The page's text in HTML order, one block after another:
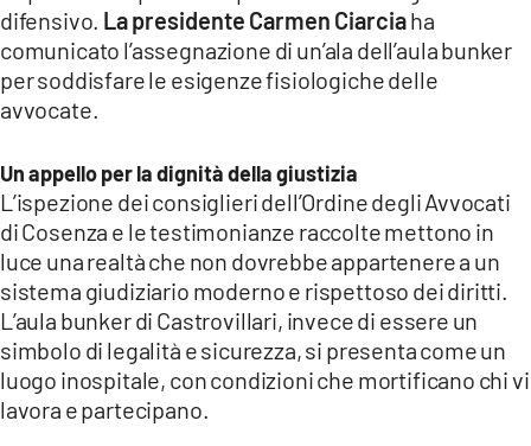
difensivo. La presidente Carmen Ciarciaha
comunicato l’assegnazione di un’ala dell’aula bunker
per soddisfare le esigenze fisiologiche delle
avvocate.
Un appello per la dignità della giustizia
L’ispezione dei consiglieri dell’Ordine degli Avvocati
di Cosenza e le testimonianze raccolte mettono in
luce una realtà che non dovrebbe appartenere a un
sistema giudiziario moderno e rispettoso dei diritti.
L’aula bunker di Castrovillari, invece di essere un
simbolo di legalità e sicurezza, si presenta come un
luogo inospitale, con condizioni che mortificano chi vi
lavora e partecipano.